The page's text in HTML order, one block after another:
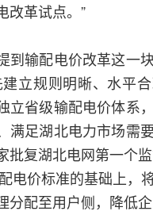
改革试点。”
输配电价改革这一块
立规则明晰、水平合
立省级输配电价体系
满足湖北电力市场需
批复湖北电网第一个
电价标准的基础上，
分配至用户侧，降低